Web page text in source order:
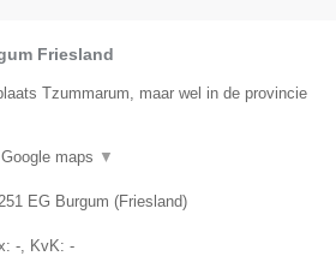
Friesland
Tzummarum, maar wel in de provincie
Google maps ▼
EG Burgum (Friesland)
- , KvK: -